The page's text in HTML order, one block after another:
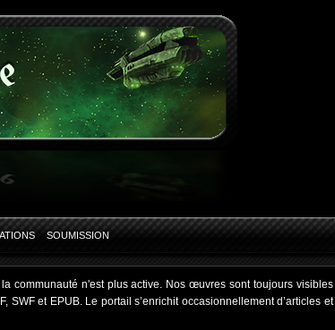
SOUMISSION
communauté n'est plus active. Nos œuvres sont toujours visibles
SWF et EPUB. Le portail s’enrichit occasionnellement d’articles et